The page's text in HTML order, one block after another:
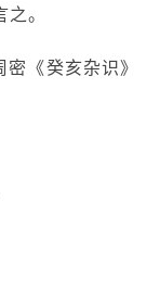
之。
密《癸亥杂识》